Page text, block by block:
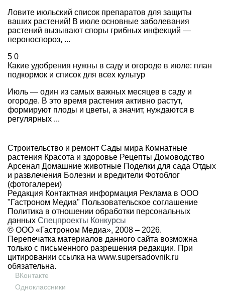
Ловите июльский список препаратов для защиты
ваших растений! В июле основные заболевания
растений вызывают споры грибных инфекций —
пероноспороз, ...
5 0
Какие удобрения нужны в саду и огороде в июле: план
подкормок и список для всех культур
Июль — один из самых важных месяцев в саду и
огороде. В это время растения активно растут,
формируют плоды и цветы, а значит, нуждаются в
регулярных ...
Строительство и ремонт Сады мира Комнатные
растения Красота и здоровье Рецепты Домоводство
Арсенал Домашние животные Поделки для сада Отдых
и развлечения Болезни и вредители Фотоблог
(фотогалереи)
Редакция Контактная информация Реклама в ООО
"Гастроном Медиа" Пользовательское соглашение
Политика в отношении обработки персональных
данных Спецпроекты Конкурсы
© ООО «Гастроном Медиа», 2008 – 2026.
Перепечатка материалов данного сайта возможна
только с письменного разрешения редакции. При
цитировании ссылка на www.supersadovnik.ru
обязательна.
ВКонтакте
Одноклассники